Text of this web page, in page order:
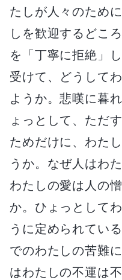
たしが人々のため
しを歓迎するどこ
を「丁寧に拒絶」
受けて、どうして
ようか。悲嘆に暮
ょっとして、ただ
ためだけに、わた
うか。なぜ人はわ
わたしの愛は人の
か。ひょっとして
うに定められてい
でのわたしの苦難
はわたしの不運は